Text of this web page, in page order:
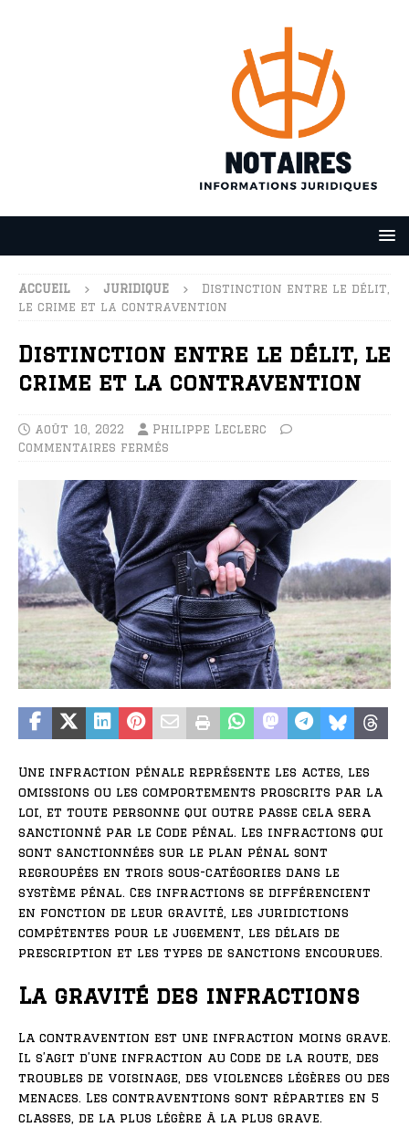
ACCUEIL JURIDIQUE
Distinction entre le délit,
le crime et la contravention
Distinction entre le délit, le
crime et la contravention
août 10, 2022
Philippe Leclerc
Commentaires fermés
Une infraction pénale représente les actes, les
omissions ou les comportements proscrits par la
loi, et toute personne qui outre passe cela sera
sanctionné par le Code pénal. Les infractions qui
sont sanctionnées sur le plan pénal sont
regroupées en trois sous-catégories dans le
système pénal. Ces infractions se différencient
en fonction de leur gravité, les juridictions
compétentes pour le jugement, les délais de
prescription et les types de sanctions encourues.
La gravité des infractions
La contravention est une infraction moins grave.
Il s’agit d’une infraction au Code de la route, des
troubles de voisinage, des violences légères ou des
menaces. Les contraventions sont réparties en 5
classes, de la plus légère à la plus grave.